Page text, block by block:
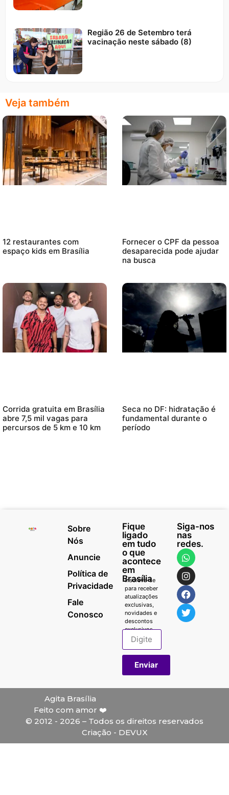
Região 26 de Setembro terá
vacinação neste sábado (8)
Veja também
12 restaurantes com
espaço kids em Brasília
Fornecer o CPF da pessoa
desaparecida pode ajudar
na busca
Corrida gratuita em Brasília
abre 7,5 mil vagas para
percursos de 5 km e 10 km
Seca no DF: hidratação é
fundamental durante o
período
Sobre
Nós
Anuncie
Política de
Privacidade
Fale
Conosco
Fique
ligado
em tudo
o que
acontece
em
Brasília
Inscreva-se
para receber
atualizações
exclusivas,
novidades e
descontos
exclusivos.
Enviar
Siga-nos
nas
redes.
Agita Brasília
Feito com amor ❤️
© 2012 - 2026 – Todos os direitos reservados
Criação - DEVUX